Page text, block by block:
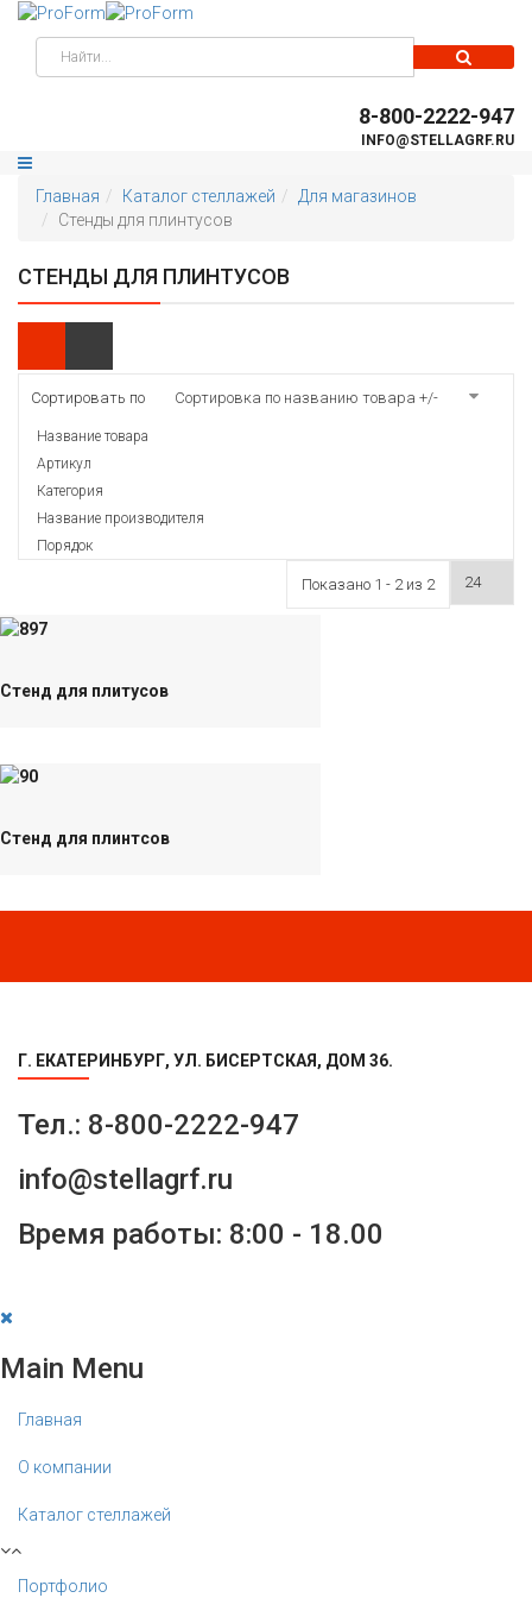
8-800-2222-947
INFO@STELLAGRF.RU
Главная Каталог стеллажей
Для магазинов
Стенды для плинтусов
СТЕНДЫ ДЛЯ ПЛИНТУСОВ
Сортировать по Сортировка по названию товара +/-
Название товара
Артикул
Категория
Название производителя
Порядок
Показано 1 - 2 из 2
Стенд для плитусов
Стенд для плинтсов
Г. ЕКАТЕРИНБУРГ, УЛ. БИСЕРТСКАЯ, ДОМ 36.
Тел.: 8-800-2222-947
info@stellagrf.ru
Время работы: 8:00 - 18.00
Main Menu
Главная
О компании
Каталог стеллажей
Портфолио